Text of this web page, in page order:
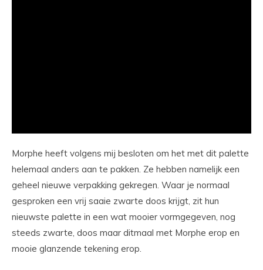
Morphe heeft volgens mij besloten om het met dit palette
helemaal anders aan te pakken. Ze hebben namelijk een
geheel nieuwe verpakking gekregen. Waar je normaal
gesproken een vrij saaie zwarte doos krijgt, zit hun
nieuwste palette in een wat mooier vormgegeven, nog
steeds zwarte, doos maar ditmaal met Morphe erop en
mooie glanzende tekening erop.